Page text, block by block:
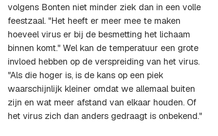
volgens Bonten niet minder ziek dan in een volle
feestzaal. "Het heeft er meer mee te maken
hoeveel virus er bij de besmetting het lichaam
binnen komt." Wel kan de temperatuur een grote
invloed hebben op de verspreiding van het virus.
"Als die hoger is, is de kans op een piek
waarschijnlijk kleiner omdat we allemaal buiten
zijn en wat meer afstand van elkaar houden. Of
het virus zich dan anders gedraagt is onbekend."